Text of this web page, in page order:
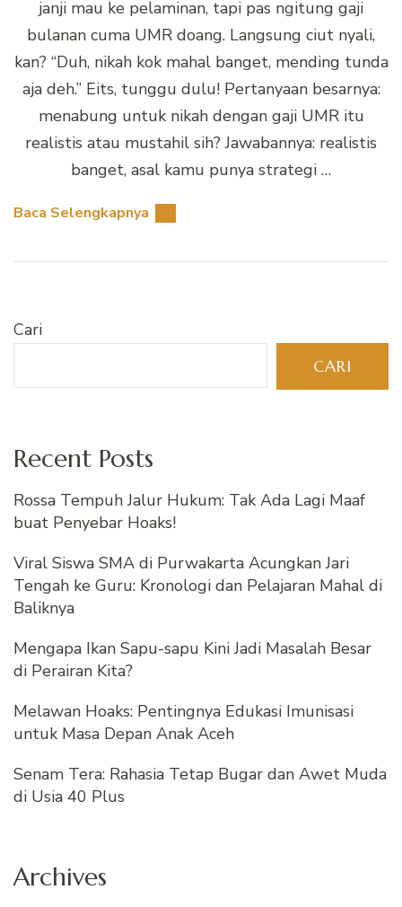
janji mau ke pelaminan, tapi pas ngitung gaji
bulanan cuma UMR doang. Langsung ciut nyali,
kan? “Duh, nikah kok mahal banget, mending tunda
aja deh.” Eits, tunggu dulu! Pertanyaan besarnya:
menabung untuk nikah dengan gaji UMR itu
realistis atau mustahil sih? Jawabannya: realistis
banget, asal kamu punya strategi …
Baca Selengkapnya
Cari
CARI
Recent Posts
Rossa Tempuh Jalur Hukum: Tak Ada Lagi Maaf
buat Penyebar Hoaks!
Viral Siswa SMA di Purwakarta Acungkan Jari
Tengah ke Guru: Kronologi dan Pelajaran Mahal di
Baliknya
Mengapa Ikan Sapu-sapu Kini Jadi Masalah Besar
di Perairan Kita?
Melawan Hoaks: Pentingnya Edukasi Imunisasi
untuk Masa Depan Anak Aceh
Senam Tera: Rahasia Tetap Bugar dan Awet Muda
di Usia 40 Plus
Archives